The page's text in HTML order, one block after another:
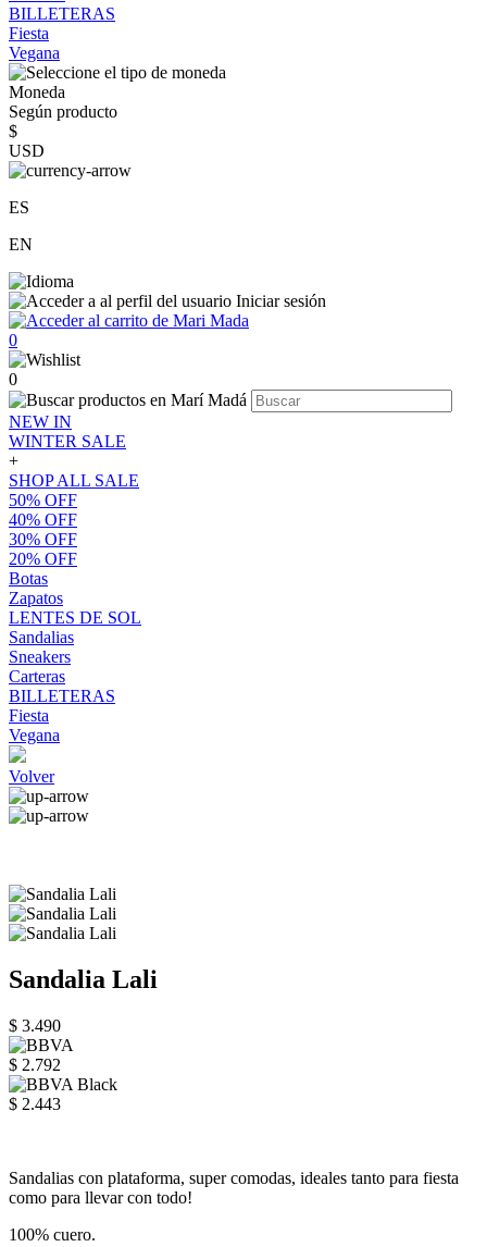
BILLETERAS
Fiesta
Vegana
Moneda
Según producto
$
USD
ES
EN
Iniciar sesión
0
0
NEW IN
WINTER SALE
+
SHOP ALL SALE
50% OFF
40% OFF
30% OFF
20% OFF
Botas
Zapatos
LENTES DE SOL
Sandalias
Sneakers
Carteras
BILLETERAS
Fiesta
Vegana
Volver
Sandalia Lali
$ 3.490
$ 2.792
$ 2.443
Sandalias con plataforma, super comodas, ideales tanto para fiesta
como para llevar con todo!
100% cuero.